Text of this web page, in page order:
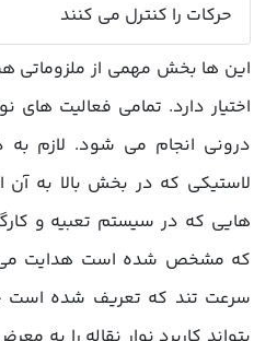
حرکات را کنترل می کنند
این ها بخش مهمی از ملزوماتی
اختیار دارد. تمامی فعالیت های
درونی انجام می شود. لازم
لاستیکی که در بخش بالا به
هایی که در سیستم تعبیه و
که مشخص شده است هدایت می
سرعت تند که تعریف شده است